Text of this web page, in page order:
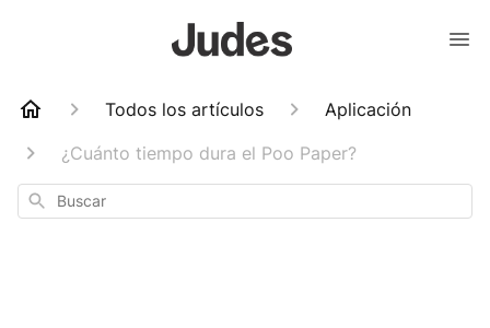
Todos los artículos
Aplicación
¿Cuánto tiempo dura el Poo Paper?
Buscar